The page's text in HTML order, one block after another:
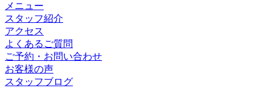
メニュー
スタッフ紹介
アクセス
よくあるご質問
ご予約・お問い合わせ
お客様の声
スタッフブログ